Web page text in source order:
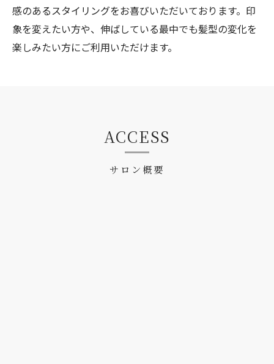
感のあるスタイリングをお喜びいただいております。印
象を変えたい方や、伸ばしている最中でも髪型の変化を
楽しみたい方にご利用いただけます。
サロン概要
ACCESS